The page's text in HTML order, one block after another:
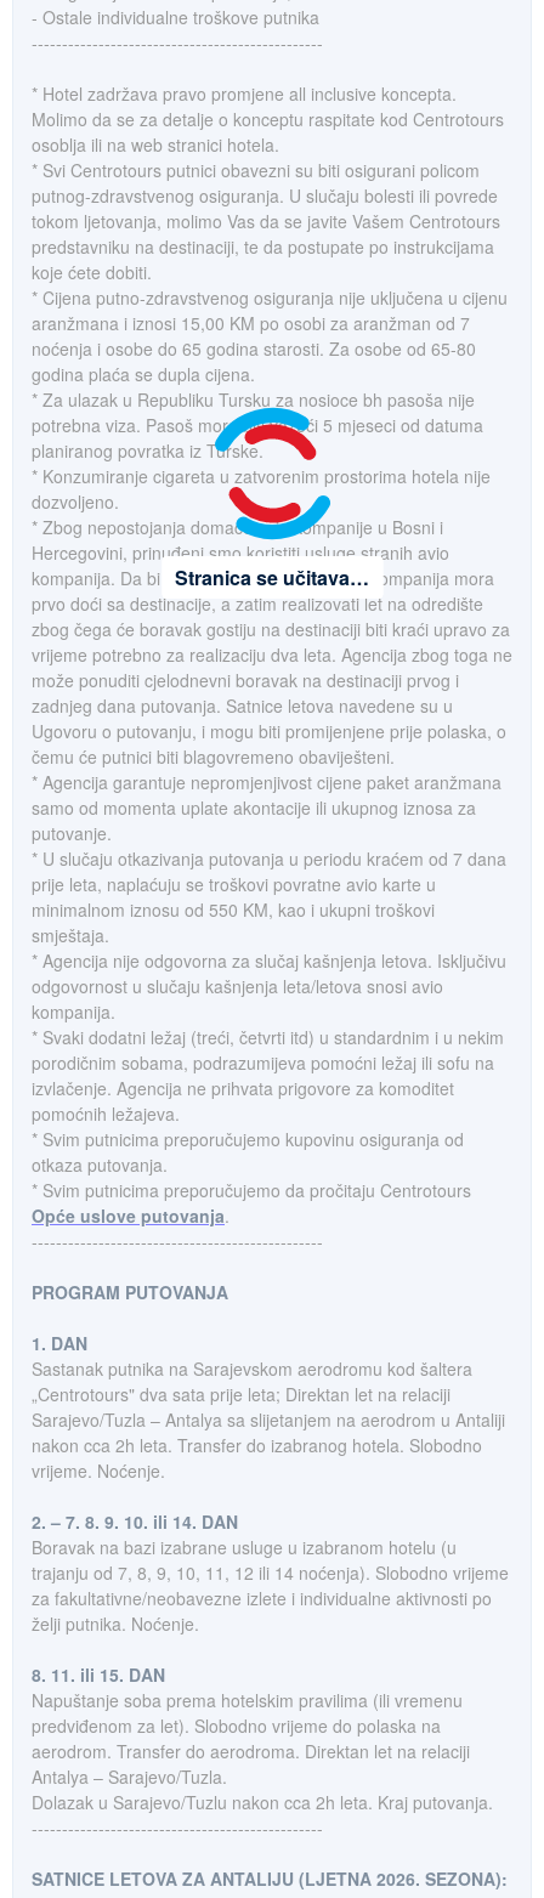
- Ostale individualne troškove putnika
------------------------------------------------
* Hotel zadržava pravo promjene all inclusive koncepta.
Molimo da se za detalje o konceptu raspitate kod Centrotours
osoblja ili na web stranici hotela.
* Svi Centrotours putnici obavezni su biti osigurani policom
putnog-zdravstvenog osiguranja. U slučaju bolesti ili povrede
tokom ljetovanja, molimo Vas da se javite Vašem Centrotours
predstavniku na destinaciji, te da postupate po instrukcijama
koje ćete dobiti.
* Cijena putno-zdravstvenog osiguranja nije uključena u cijenu
aranžmana i iznosi 15,00 KM po osobi za aranžman od 7
noćenja i osobe do 65 godina starosti. Za osobe od 65-80
godina plaća se dupla cijena.
* Za ulazak u Republiku Tursku za nosioce bh pasoša nije
potrebna viza. Pasoš mora biti važeći 5 mjeseci od datuma
planiranog povratka iz Turske.
* Konzumiranje cigareta u zatvorenim prostorima hotela nije
dozvoljeno.
* Zbog nepostojanja domaće avio kompanije u Bosni i
Hercegovini, prinuđeni smo koristiti usluge stranih avio
kompanija. Da bi realizovala let, strana avio kompanija mora
prvo doći sa destinacije, a zatim realizovati let na odredište
zbog čega će boravak gostiju na destinaciji biti kraći upravo za
vrijeme potrebno za realizaciju dva leta. Agencija zbog toga ne
može ponuditi cjelodnevni boravak na destinaciji prvog i
zadnjeg dana putovanja. Satnice letova navedene su u
Ugovoru o putovanju, i mogu biti promijenjene prije polaska, o
čemu će putnici biti blagovremeno obaviješteni.
* Agencija garantuje nepromjenjivost cijene paket aranžmana
samo od momenta uplate akontacije ili ukupnog iznosa za
putovanje.
* U slučaju otkazivanja putovanja u periodu kraćem od 7 dana
prije leta, naplaćuju se troškovi povratne avio karte u
minimalnom iznosu od 550 KM, kao i ukupni troškovi
smještaja.
* Agencija nije odgovorna za slučaj kašnjenja letova. Isključivu
odgovornost u slučaju kašnjenja leta/letova snosi avio
kompanija.
* Svaki dodatni ležaj (treći, četvrti itd) u standardnim i u nekim
porodičnim sobama, podrazumijeva pomoćni ležaj ili sofu na
izvlačenje. Agencija ne prihvata prigovore za komoditet
pomoćnih ležajeva.
* Svim putnicima preporučujemo kupovinu osiguranja od
otkaza putovanja.
* Svim putnicima preporučujemo da pročitaju Centrotours
Opće uslove putovanja.
------------------------------------------------
PROGRAM PUTOVANJA
1. DAN
Sastanak putnika na Sarajevskom aerodromu kod šaltera
„Centrotours" dva sata prije leta; Direktan let na relaciji
Sarajevo/Tuzla – Antalya sa slijetanjem na aerodrom u Antaliji
nakon cca 2h leta. Transfer do izabranog hotela. Slobodno
vrijeme. Noćenje.
2. – 7. 8. 9. 10. ili 14. DAN
Boravak na bazi izabrane usluge u izabranom hotelu (u
trajanju od 7, 8, 9, 10, 11, 12 ili 14 noćenja). Slobodno vrijeme
za fakultativne/neobavezne izlete i individualne aktivnosti po
želji putnika. Noćenje.
8. 11. ili 15. DAN
Napuštanje soba prema hotelskim pravilima (ili vremenu
predviđenom za let). Slobodno vrijeme do polaska na
aerodrom. Transfer do aerodroma. Direktan let na relaciji
Antalya – Sarajevo/Tuzla.
Dolazak u Sarajevo/Tuzlu nakon cca 2h leta. Kraj putovanja.
------------------------------------------------
SATNICE LETOVA ZA ANTALIJU (LJETNA 2026. SEZONA):
Stranica se učitava…